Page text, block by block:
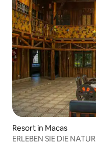
Resort in Macas
ERLEBEN SIE DIE NATUR